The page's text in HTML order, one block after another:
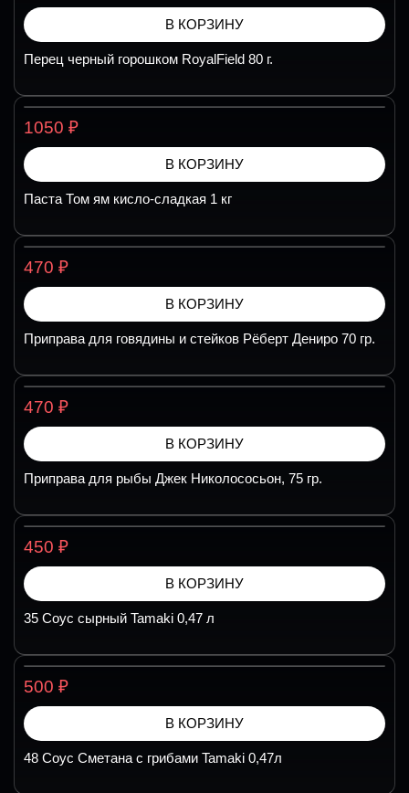
В КОРЗИНУ
Перец черный горошком RoyalField 80 г.
1050 ₽
В КОРЗИНУ
Паста Том ям кисло-сладкая 1 кг
470 ₽
В КОРЗИНУ
Приправа для говядины и стейков Рёберт Дениро 70 гр.
470 ₽
В КОРЗИНУ
Приправа для рыбы Джек Николососьон, 75 гр.
450 ₽
В КОРЗИНУ
35 Соус сырный Tamaki 0,47 л
500 ₽
В КОРЗИНУ
48 Соус Сметана с грибами Tamaki 0,47л